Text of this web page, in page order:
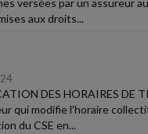
versées par un assureur
aux droits...
DES HORAIRES DE
qui modifie l'horaire
du CSE en...